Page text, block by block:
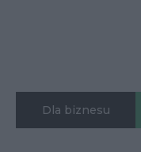
Dla biznesu